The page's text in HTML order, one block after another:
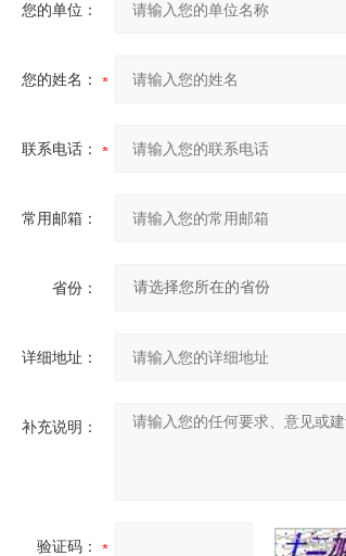
您的单位：
您的姓名：
联系电话：
常用邮箱：
省份：
详细地址：
补充说明：
验证码：